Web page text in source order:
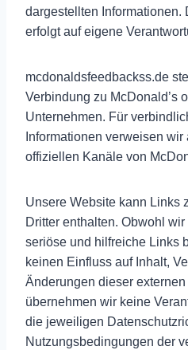
dargestellten Informationen.
erfolgt auf eigene
mcdonaldsfeedbackss.de
Verbindung zu McDonald’s
Unternehmen. Für
Informationen verweisen
offiziellen Kanäle von
Unsere Website kann Links
Dritter enthalten. Obwohl
seriöse und hilfreiche Links
keinen Einfluss auf Inhalt,
Änderungen dieser
übernehmen wir keine
die jeweiligen
Nutzungsbedingungen der